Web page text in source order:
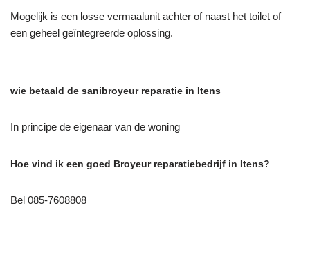
Mogelijk is een losse vermaalunit achter of naast het toilet of
een geheel geïntegreerde oplossing.
wie betaald de sanibroyeur reparatie in Itens
In principe de eigenaar van de woning
Hoe vind ik een goed Broyeur reparatiebedrijf in Itens?
Bel 085-7608808